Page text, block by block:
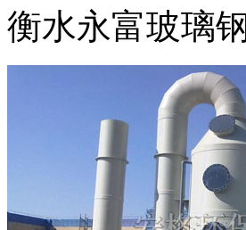
衡水永富玻璃